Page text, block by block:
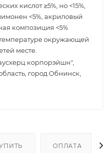
кислот ≥5%, но <15%,
<5%, акриловый
композиция <5%
окружающей
месте.
корпорэйшн",
город Обнинск,
ОПЛАТА